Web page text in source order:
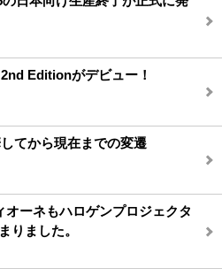
2nd Editionがデビュー！
てから現在までの変遷
オーネもハロゲンプロジェクタ
りました。